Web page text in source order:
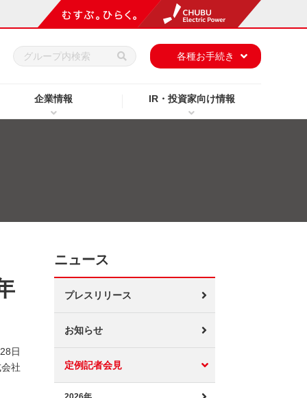
企業情報 IR・投資家向け情報
各種お手続き
日
社
ニュース
プレスリリース
お知らせ
定例記者会見